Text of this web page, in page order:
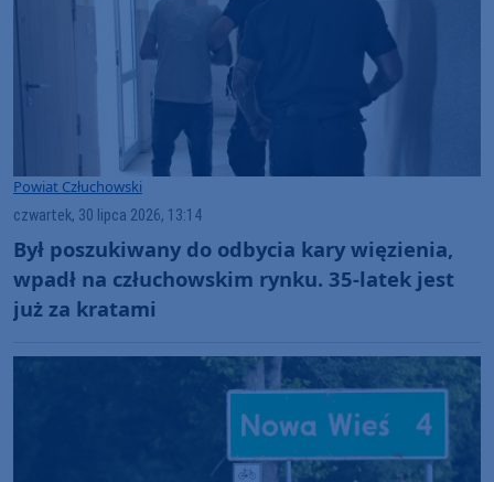
Powiat Człuchowski
czwartek, 30 lipca 2026, 13:14
Był poszukiwany do odbycia kary więzienia,
wpadł na człuchowskim rynku. 35-latek jest
już za kratami